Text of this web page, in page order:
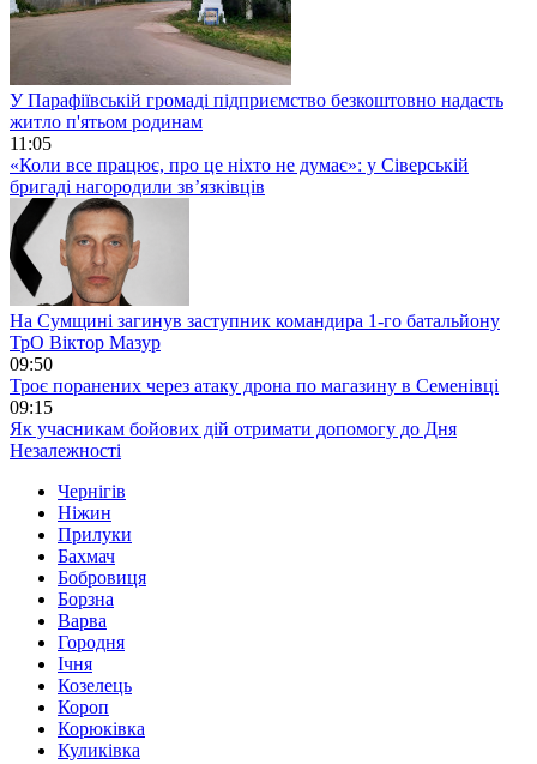
У Парафіївській громаді підприємство безкоштовно надасть
житло п'ятьом родинам
11:05
«Коли все працює, про це ніхто не думає»: у Сіверській
бригаді нагородили зв’язківців
На Сумщині загинув заступник командира 1-го батальйону
ТрО Віктор Мазур
09:50
Троє поранених через атаку дрона по магазину в Семенівці
09:15
Як учасникам бойових дій отримати допомогу до Дня
Незалежності
Чернігів
Ніжин
Прилуки
Бахмач
Бобровиця
Борзна
Варва
Городня
Ічня
Козелець
Короп
Корюківка
Куликівка